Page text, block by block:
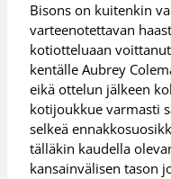
Bisons on kuitenkin
varteenotettavan
kotiotteluaan
kentälle Aubrey
eikä ottelun jälkeen
kotijoukkue varmasti
selkeä
tälläkin kaudella
kansainvälisen tason